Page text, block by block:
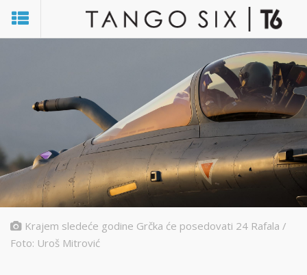
Krajem sledeće godine Grčka će posedovati 24 Rafala /
Foto: Uroš Mitrović